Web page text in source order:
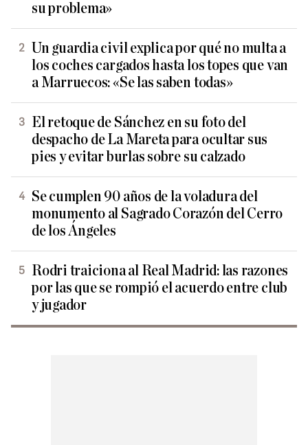
su problema»
Un guardia civil explica por qué no multa a
los coches cargados hasta los topes que van
a Marruecos: «Se las saben todas»
El retoque de Sánchez en su foto del
despacho de La Mareta para ocultar sus
pies y evitar burlas sobre su calzado
Se cumplen 90 años de la voladura del
monumento al Sagrado Corazón del Cerro
de los Ángeles
Rodri traiciona al Real Madrid: las razones
por las que se rompió el acuerdo entre club
y jugador